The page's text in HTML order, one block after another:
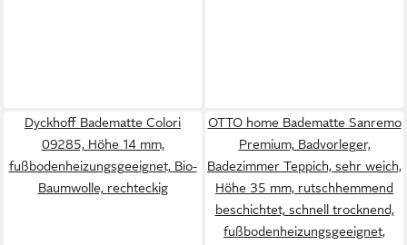
Dyckhoff Badematte Colori
09285, Höhe 14 mm,
fußbodenheizungsgeeignet, Bio-
Baumwolle, rechteckig
OTTO home Badematte Sanremo
Premium, Badvorleger,
Badezimmer Teppich, sehr weich,
Höhe 35 mm, rutschhemmend
beschichtet, schnell trocknend,
fußbodenheizungsgeeignet,